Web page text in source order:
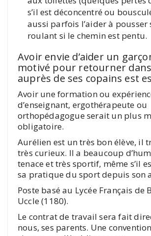
s’il est déconcentré ou
aussi parfois l’aider à
roulant si le chemin est pentu.
Avoir envie d’aider un
motivé pour retourner
auprès de ses copains est
Avoir une formation ou
d’enseignant, ergothérapeute ou
orthopédagogue serait un plus
obligatoire.
Aurélien est un très bon élève, il
très curieux. Il a beaucoup
tenace et très sportif, même s’il
sa pratique du sport depuis son
Poste basé au Lycée Français de
Uccle (1180).
Le contrat de travail sera fait
nous, ses parents. Une